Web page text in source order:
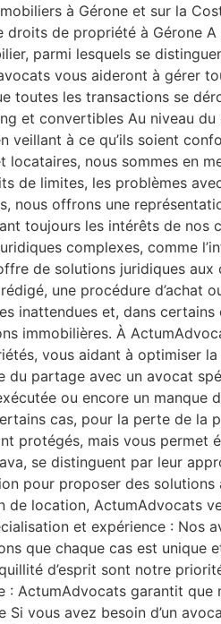
à Gérone et sur la
droits de propriété à Gérone
parmi lesquels se
vous aideront à gérer
toutes les transactions se
et convertibles Au niveau
veillant à ce qu’ils soient
nous sommes en
de limites, les problèmes
nous offrons une
toujours les intérêts de nos
complexes, comme
de solutions juridiques
une procédure d’achat
inattendues et, dans
immobilières. À
vous aidant à optimiser
du partage avec un avocat
ou encore un
cas, pour la perte de
protégés, mais vous permet
se distinguent par leur
proposer des solutions
de location, ActumAdvocats
et expérience : Nos
que chaque cas est
d’esprit sont notre
ActumAdvocats garantit
Si vous avez besoin d’un